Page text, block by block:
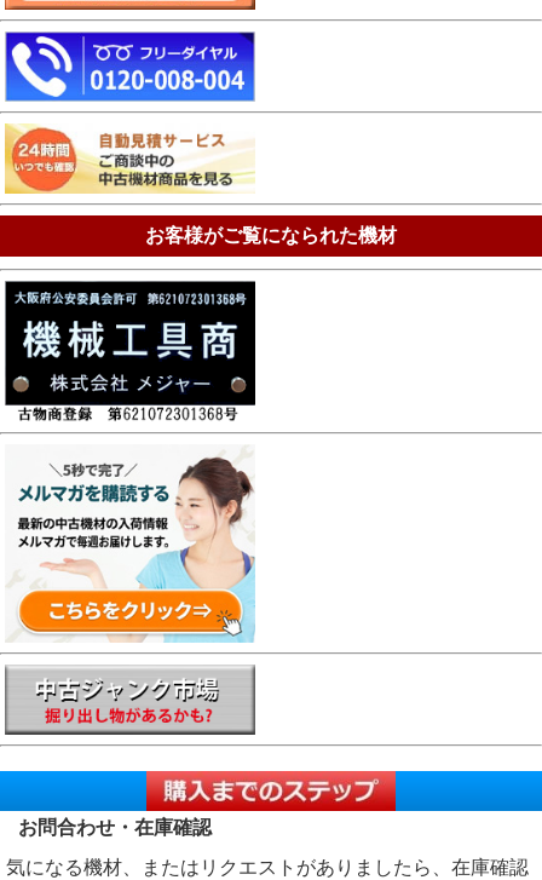
お客様がご覧になられた機材
お問合わせ・在庫確認
気になる機材、またはリクエストがありましたら、在庫確認